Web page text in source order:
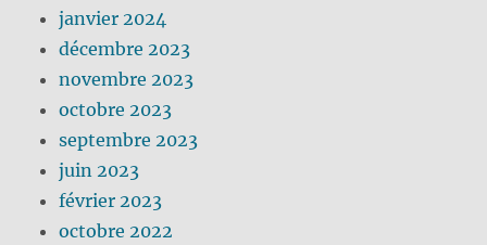
janvier 2024
décembre 2023
novembre 2023
octobre 2023
septembre 2023
juin 2023
février 2023
octobre 2022